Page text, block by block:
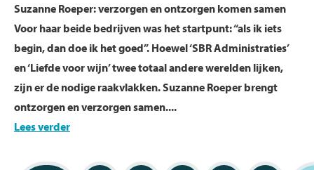
Suzanne Roeper: verzorgen en ontzorgen komen samen
Voor haar beide bedrijven was het startpunt: “als ik iets
begin, dan doe ik het goed”. Hoewel ‘SBR Administraties’
en ‘Liefde voor wijn’ twee totaal andere werelden lijken,
zijn er de nodige raakvlakken. Suzanne Roeper brengt
ontzorgen en verzorgen samen....
Lees verder